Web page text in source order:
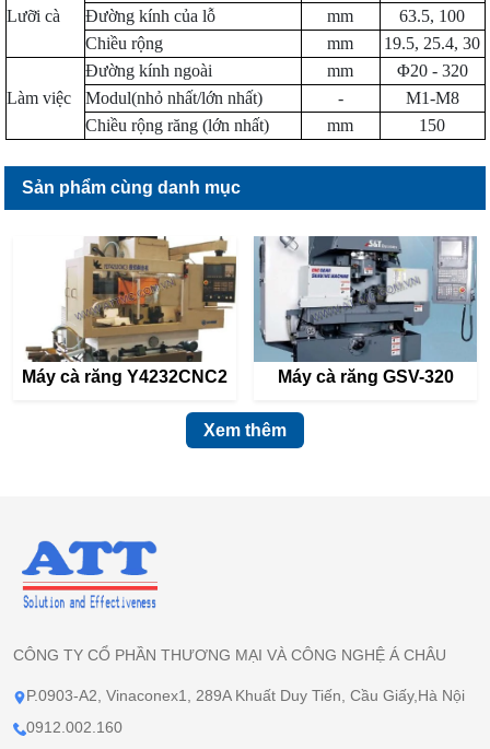
Lưỡi cà
Đường kính của lỗ
mm
63.5, 100
Chiều rộng
mm 19.5, 25.4, 30
Làm việc
Đường kính ngoài mm
Φ20 - 320
Modul(nhỏ nhất/lớn nhất)
-
M1-M8
Chiều rộng răng (lớn nhất)
mm 150
Sản phẩm cùng danh mục
Máy cà răng Y4232CNC2 Máy cà răng GSV-320
Xem thêm
CÔNG TY CỔ PHẦN THƯƠNG MẠI VÀ CÔNG NGHỆ Á CHÂU
P.0903-A2, Vinaconex1, 289A Khuất Duy Tiến, Cầu Giấy,Hà Nội
0912.002.160